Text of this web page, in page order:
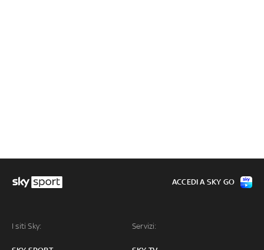
I siti Sky: Servizi:
ACCEDI A SKY GO